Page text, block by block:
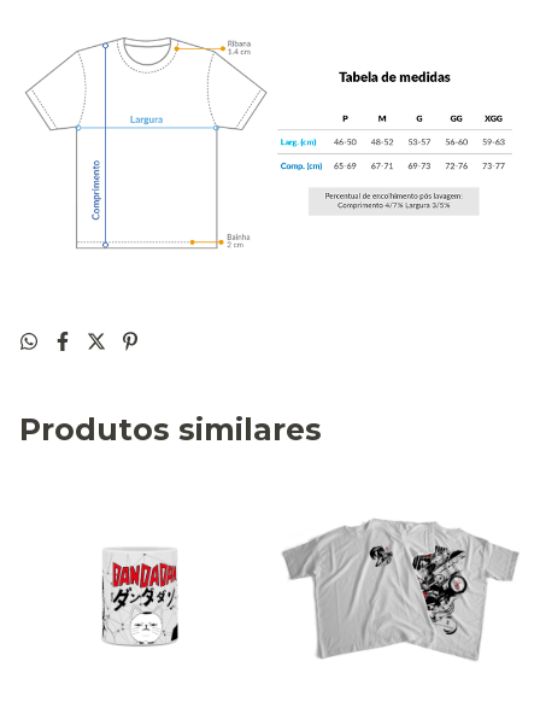
Produtos similares